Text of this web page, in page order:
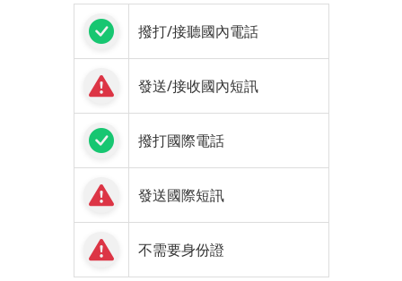
撥打/接聽國內電話
發送/接收國內短訊
撥打國際電話
發送國際短訊
不需要身份證